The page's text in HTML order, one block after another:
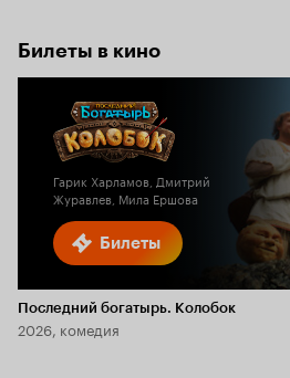
Билеты в кино
Билеты
Гарик Харламов, Дмитрий
Журавлев, Мила Ершова
Последний богатырь. Колобок
2026, комедия